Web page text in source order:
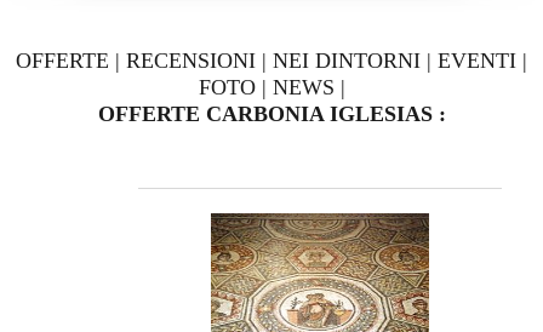
OFFERTE | RECENSIONI | NEI DINTORNI | EVENTI |
FOTO| NEWS |
OFFERTE CARBONIA IGLESIAS :